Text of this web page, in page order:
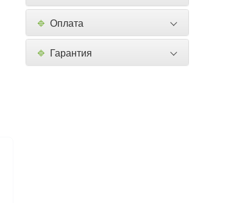
🔹 Оплата
🔹 Гарантия